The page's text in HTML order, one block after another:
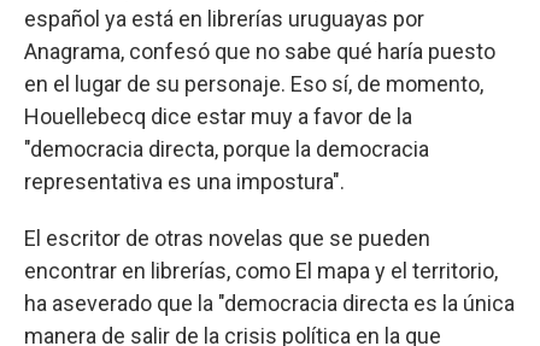
español ya está en librerías uruguayas por
Anagrama, confesó que no sabe qué haría puesto
en el lugar de su personaje. Eso sí, de momento,
Houellebecq dice estar muy a favor de la
"democracia directa, porque la democracia
representativa es una impostura".
El escritor de otras novelas que se pueden
encontrar en librerías, como El mapa y el territorio,
ha aseverado que la "democracia directa es la única
manera de salir de la crisis política en la que